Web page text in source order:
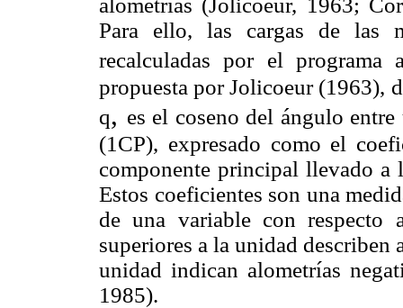
alometrías (Jolicoeur, 1963;
Para ello, las cargas de las
recalculadas por el
propuesta por Jolicoeur (1963),
q, es el coseno del ángulo
(1CP), expresado como el
componente principal llevado a
Estos coeficientes son una
de una variable con respecto
superiores a la unidad describen
unidad indican alometrías
1985).